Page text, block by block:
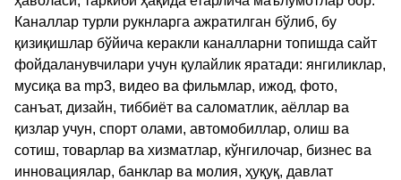
Каналлар турли рукнларга ажратилган бўлиб, бу
қизиқишлар бўйича керакли каналларни топишда сайт
фойдаланувчилари учун қулайлик яратади: янгиликлар,
мусиқа ва mp3, видео ва фильмлар, ижод, фото,
санъат, дизайн, тиббиёт ва саломатлик, аёллар ва
қизлар учун, спорт олами, автомобиллар, олиш ва
сотиш, товарлар ва хизматлар, кўнгилочар, бизнес ва
инновациялар, банклар ва молия, ҳуқуқ, давлат